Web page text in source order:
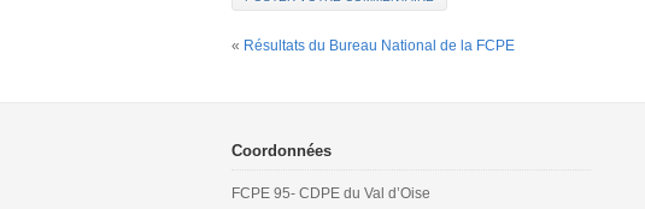
« Résultats du Bureau National de la FCPE
Coordonnées
FCPE 95- CDPE du Val d’Oise